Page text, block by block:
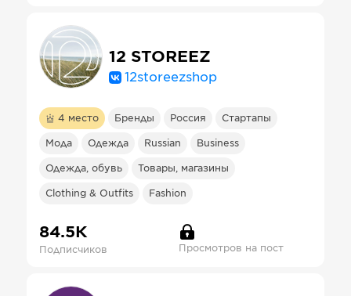
12 STOREEZ
12storeezshop
4 место Бренды Россия Стартапы
Мода Одежда Russian Business
Одежда, обувь Товары, магазины
Clothing & Outfits Fashion
84.5К
Подписчиков Просмотров на пост